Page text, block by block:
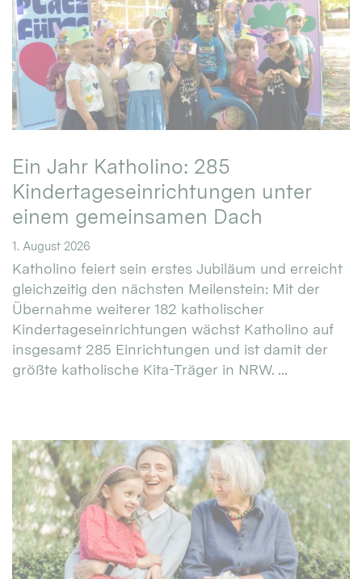
Ein Jahr Katholino: 285
Kindertageseinrichtungen unter
einem gemeinsamen Dach
1. August 2026
Katholino feiert sein erstes Jubiläum und erreicht
gleichzeitig den nächsten Meilenstein: Mit der
Übernahme weiterer 182 katholischer
Kindertageseinrichtungen wächst Katholino auf
insgesamt 285 Einrichtungen und ist damit der
größte katholische Kita-Träger in NRW. ...